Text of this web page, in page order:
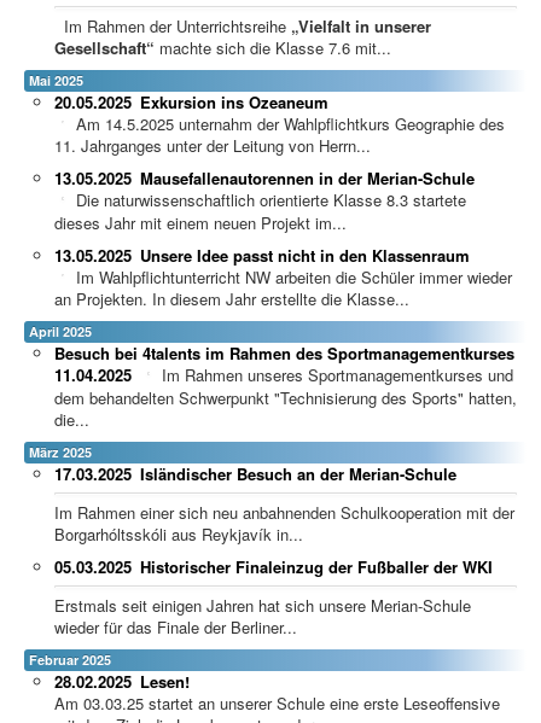
Im Rahmen der Unterrichtsreihe „Vielfalt in unserer
Gesellschaft“ machte sich die Klasse 7.6 mit...
Mai 2025
Exkursion ins Ozeaneum
20.05.2025
Am 14.5.2025 unternahm der Wahlpflichtkurs Geographie des
11. Jahrganges unter der Leitung von Herrn...
Mausefallenautorennen in der Merian-Schule
13.05.2025
Die naturwissenschaftlich orientierte Klasse 8.3 startete
dieses Jahr mit einem neuen Projekt im...
Unsere Idee passt nicht in den Klassenraum
13.05.2025
Im Wahlpflichtunterricht NW arbeiten die Schüler immer wieder
an Projekten. In diesem Jahr erstellte die Klasse...
April 2025
Besuch bei 4talents im Rahmen des Sportmanagementkurses
11.04.2025
Im Rahmen unseres Sportmanagementkurses und
dem behandelten Schwerpunkt "Technisierung des Sports" hatten,
die...
März 2025
Isländischer Besuch an der Merian-Schule
17.03.2025
Im Rahmen einer sich neu anbahnenden Schulkooperation mit der
Borgarhóltsskóli aus Reykjavík in...
Historischer Finaleinzug der Fußballer der WKI
05.03.2025
Erstmals seit einigen Jahren hat sich unsere Merian-Schule
wieder für das Finale der Berliner...
Februar 2025
Lesen!
28.02.2025
Am 03.03.25 startet an unserer Schule eine erste Leseoffensive